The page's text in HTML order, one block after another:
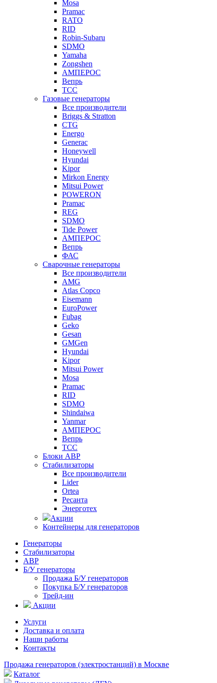
Mosa
Pramac
RATO
RID
Robin-Subaru
SDMO
Yamaha
Zongshen
АМПЕРОС
Вепрь
ТСС
Газовые генераторы
Все производители
Briggs & Stratton
CTG
Energo
Generac
Honeywell
Hyundai
Kipor
Mirkon Energy
Mitsui Power
POWERON
Pramac
REG
SDMO
Tide Power
АМПЕРОС
Вепрь
ФАС
Сварочные генераторы
Все производители
AMG
Atlas Copco
Eisemann
EuroPower
Fubag
Geko
Gesan
GMGen
Hyundai
Kipor
Mitsui Power
Mosa
Pramac
RID
SDMO
Shindaiwa
Yanmar
АМПЕРОС
Вепрь
ТСС
Блоки АВР
Стабилизаторы
Все производители
Lider
Ortea
Ресанта
Энерготех
Акции
Контейнеры для генераторов
Генераторы
Стабилизаторы
АВР
Б/У генераторы
Продажа Б/У генераторов
Покупка Б/У генераторов
Трейд-ин
Акции
Услуги
Доставка и оплата
Наши работы
Контакты
Продажа генераторов (электростанций) в Москве
Каталог